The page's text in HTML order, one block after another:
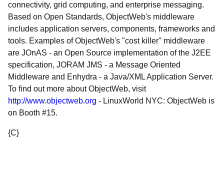
connectivity, grid computing, and enterprise messaging.
Based on Open Standards, ObjectWeb's middleware
includes application servers, components, frameworks and
tools. Examples of ObjectWeb's "cost killer" middleware
are JOnAS - an Open Source implementation of the J2EE
specification, JORAM JMS - a Message Oriented
Middleware and Enhydra - a Java/XML Application Server.
To find out more about ObjectWeb, visit
http://www.objectweb.org - LinuxWorld NYC: ObjectWeb is
on Booth #15.
{C}